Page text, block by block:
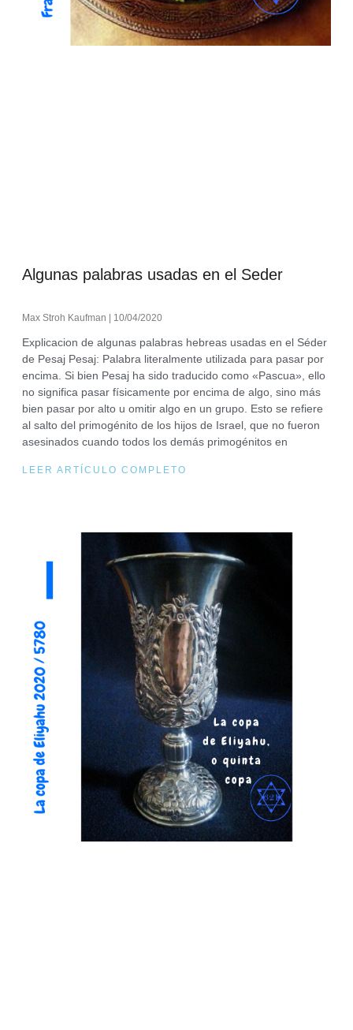
Algunas palabras usadas en el Seder
Max Stroh Kaufman 10/04/2020
Explicacion de algunas palabras hebreas usadas en el Séder
de Pesaj Pesaj: Palabra literalmente utilizada para pasar por
encima. Si bien Pesaj ha sido traducido como «Pascua», ello
no significa pasar físicamente por encima de algo, sino más
bien pasar por alto u omitir algo en un grupo. Esto se refiere
al salto del primogénito de los hijos de Israel, que no fueron
asesinados cuando todos los demás primogénitos en
LEER ARTÍCULO COMPLETO